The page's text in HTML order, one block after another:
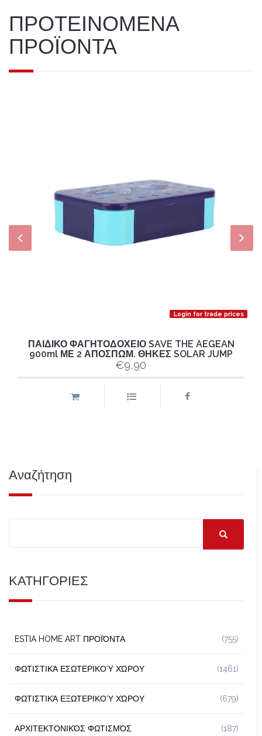
ΠΡΟΤΕΙΝΟΜΕΝΑ
ΠΡΟΪΟΝΤΑ
Login for trade prices
ΠΑΙΔΙΚΟ ΦΑΓΗΤΟΔΟΧΕΙΟ SAVE THE AEGEAN
900ml ΜΕ 2 ΑΠΟΣΠΩΜ. ΘΗΚΕΣ SOLAR JUMP
€9,90
Αναζήτηση
ΚΑΤΗΓΟΡΙΕΣ
ESTIA HOME ART ΠΡΟΪΌΝΤΑ (755)
ΦΩΤΙΣΤΙΚΆ ΕΣΩΤΕΡΙΚΟΎ ΧΏΡΟΥ (1461)
ΦΩΤΙΣΤΙΚΆ ΕΞΩΤΕΡΙΚΟΎ ΧΏΡΟΥ (679)
ΑΡΧΙΤΕΚΤΟΝΙΚΌΣ ΦΩΤΙΣΜΌΣ (187)